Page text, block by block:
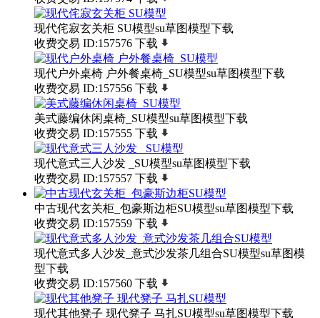
现代侘寂玄关柜 SU模型su草图模型下载
收费交易 ID:157576 下载
现代户外桌椅 户外餐桌椅_SU模型su草图模型下载
收费交易 ID:157556 下载
美式藤编休闲桌椅_SU模型su草图模型下载
收费交易 ID:157555 下载
现代意式三人沙发 _SU模型su草图模型下载
收费交易 ID:157557 下载
中古现代玄关柜_包豪斯边柜SU模型su草图模型下载
收费交易 ID:157559 下载
现代意式多人沙发_意式沙发茶几组合SU模型su草图模
型下载
收费交易 ID:157560 下载
现代其他凳子 现代凳子 马扎SU模型su草图模型下载